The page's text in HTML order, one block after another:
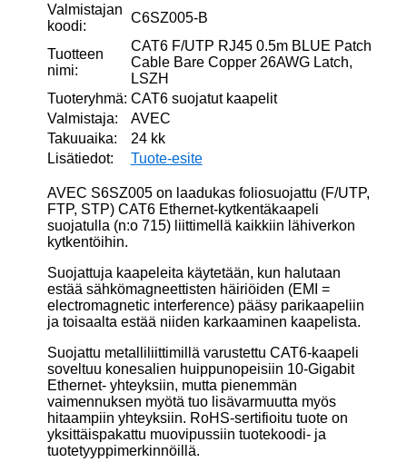
Valmistajan
koodi:
C6SZ005-B
Tuotteen
nimi:
CAT6 F/UTP RJ45 0.5m BLUE Patch
Cable Bare Copper 26AWG Latch,
LSZH
Tuoteryhmä: CAT6 suojatut kaapelit
Valmistaja:
AVEC
Takuuaika:
24 kk
Lisätiedot:
Tuote-esite
AVEC S6SZ005 on laadukas foliosuojattu (F/UTP,
FTP, STP) CAT6 Ethernet-kytkentäkaapeli
suojatulla (n:o 715) liittimellä kaikkiin lähiverkon
kytkentöihin.
Suojattuja kaapeleita käytetään, kun halutaan
estää sähkömagneettisten häiriöiden (EMI =
electromagnetic interference) pääsy parikaapeliin
ja toisaalta estää niiden karkaaminen kaapelista.
Suojattu metalliliittimillä varustettu CAT6-kaapeli
soveltuu konesalien huippunopeisiin 10-Gigabit
Ethernet- yhteyksiin, mutta pienemmän
vaimennuksen myötä tuo lisävarmuutta myös
hitaampiin yhteyksiin. RoHS-sertifioitu tuote on
yksittäispakattu muovipussiin tuotekoodi- ja
tuotetyyppimerkinnöillä.